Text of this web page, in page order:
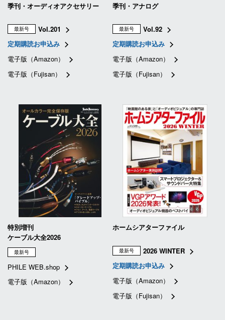
季刊・オーディオアクセサリー
最新号
Vol.201
定期購読お申込み
電子版（Amazon）
電子版（Fujisan）
季刊・アナログ
最新号
Vol.92
定期購読お申込み
電子版（Amazon）
電子版（Fujisan）
特別増刊
ケーブル大全2026
最新号
PHILE WEB.shop
電子版（Amazon）
ホームシアターファイル
最新号
2026 WINTER
定期購読お申込み
電子版（Amazon）
電子版（Fujisan）